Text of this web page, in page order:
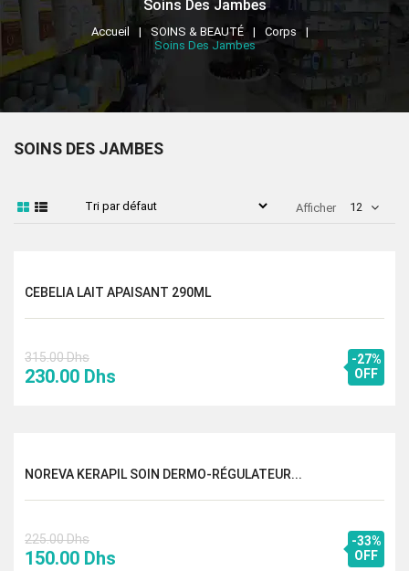
Soins Des Jambes
Accueil SOINS & BEAUTÉ
Corps
Soins Des Jambes
SOINS DES JAMBES
Afficher 12
CEBELIA LAIT APAISANT 290ML
315.00Dhs
Le
315.00 Dhs.
230.00 Dhs
230.00 Dhs.
-27%
OFF
NOREVA KERAPIL SOIN DERMO-RÉGULATEUR...
225.00Dhs
Le
150.00 Dhs
-33%
OFF